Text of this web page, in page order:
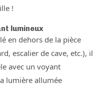
!
lumineux
en dehors de la pièce
escalier de cave, etc.), il
avec un voyant
lumière allumée